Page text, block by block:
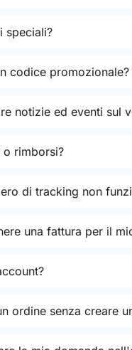
speciali?
codice promozionale?
notizie ed eventi sul
o rimborsi?
di tracking non
una fattura per il
ordine senza creare